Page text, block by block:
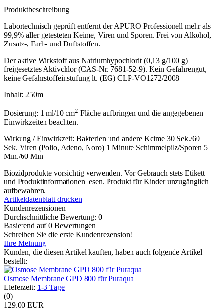
Produktbeschreibung
Labortechnisch geprüft entfernt der APURO Professionell mehr als
99,9% aller getesteten Keime, Viren und Sporen. Frei von Alkohol,
Zusatz-, Farb- und Duftstoffen.
Der aktive Wirkstoff aus Natriumhypochlorit (0,13 g/100 g)
freigesetztes Aktivchlor (CAS-Nr. 7681-52-9). Kein Gefahrengut,
keine Gefahrstoffeinstufung lt. (EG) CLP-VO1272/2008
Inhalt: 250ml
Dosierung: 1 ml/10 cm2 Fläche aufbringen und die angegebenen
Einwirkzeiten beachten.
Wirkung / Einwirkzeit: Bakterien und andere Keime 30 Sek./60
Sek. Viren (Polio, Adeno, Noro) 1 Minute Schimmelpilz/Sporen 5
Min./60 Min.
Biozidprodukte vorsichtig verwenden. Vor Gebrauch stets Etikett
und Produktinformationen lesen. Produkt für Kinder unzugänglich
aufbewahren.
Artikeldatenblatt drucken
Kundenrezensionen
Durchschnittliche Bewertung: 0
Basierend auf 0 Bewertungen
Schreiben Sie die erste Kundenrezension!
Ihre Meinung
Kunden, die diesen Artikel kauften, haben auch folgende Artikel
bestellt:
Osmose Membrane GPD 800 für Puraqua
Lieferzeit: 1-3 Tage
(0)
129,00 EUR